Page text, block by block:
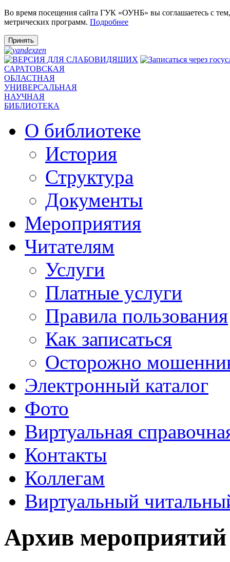
Во время посещения сайта ГУК «ОУНБ» вы соглашаетесь с
метрических программ. Подробнее
Принять
САРАТОВСКАЯ
ОБЛАСТНАЯ
УНИВЕРСАЛЬНАЯ
НАУЧНАЯ
БИБЛИОТЕКА
О библиотеке
История
Структура
Документы
Мероприятия
Читателям
Услуги
Платные услуги
Правила пользования
Как записаться
Осторожно
Электронный каталог
Фото
Виртуальная
Контакты
Коллегам
Виртуальный
Архив мероприятий